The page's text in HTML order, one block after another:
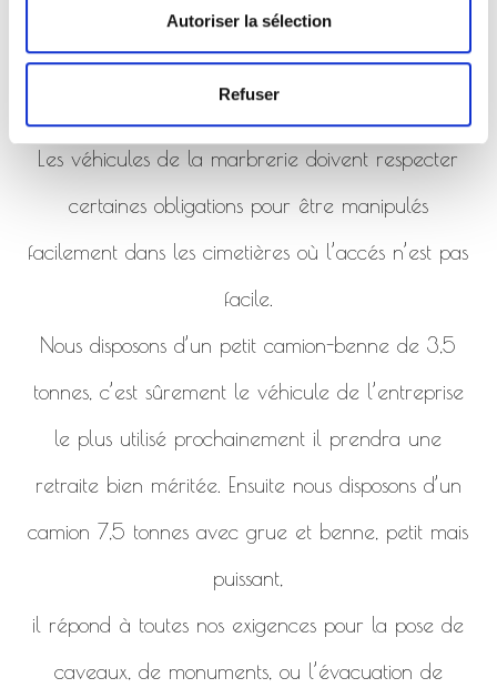
Autoriser la sélection
Refuser
véhicules.
Que ça soit pour l’activité de pompes funèbres ou
Les véhicules de la marbrerie doivent respecter
certaines obligations pour être manipulés
facilement dans les cimetières où l’accés n’est pas
facile.
Nous disposons d’un petit camion-benne de 3,5
tonnes, c’est sûrement le véhicule de l’entreprise
le plus utilisé prochainement il prendra une
retraite bien méritée. Ensuite nous disposons d’un
camion 7,5 tonnes avec grue et benne, petit mais
puissant,
il répond à toutes nos exigences pour la pose de
caveaux, de monuments, ou l’évacuation de